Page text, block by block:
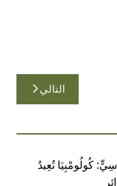
التالي